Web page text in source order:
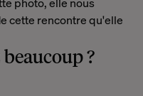
cette rencontre qu'elle
?